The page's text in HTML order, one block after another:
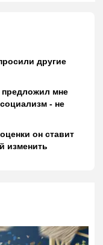
другие
мне
- не
он ставит
изменить